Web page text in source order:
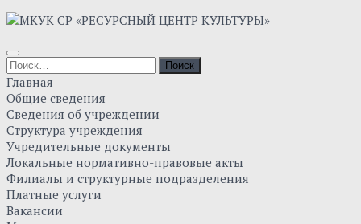
Skip
content
Найти:
Главная
Общие сведения
Сведения об учреждении
Структура учреждения
Учредительные документы
Локальные нормативно-правовые акты
Филиалы и структурные подразделения
Платные услуги
Вакансии